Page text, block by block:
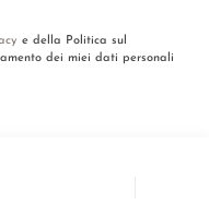
e della Politica sul
dei miei dati personali